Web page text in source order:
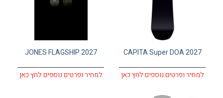
CAPITA Super DOA 2027
למחיר ופרטים נוספים לחץ כאן
JONES FLAGSHIP 2027
למחיר ופרטים נוספים לחץ כאן